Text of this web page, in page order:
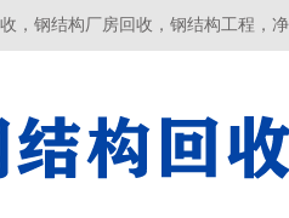
，钢结构厂房回收，钢结构工程，